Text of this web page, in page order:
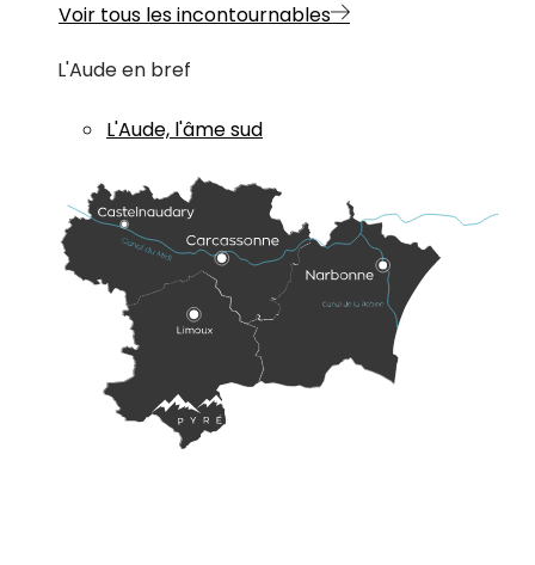
Voir tous les incontournables
L'Aude en bref
L'Aude, l'âme sud